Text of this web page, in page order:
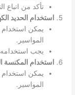
تأكد من اتباع
استخدام الحديد
يمكن استخدام
المواسير.
يجب استخدامه
استخدام المكنسة
يمكن استخدام
المواسير.